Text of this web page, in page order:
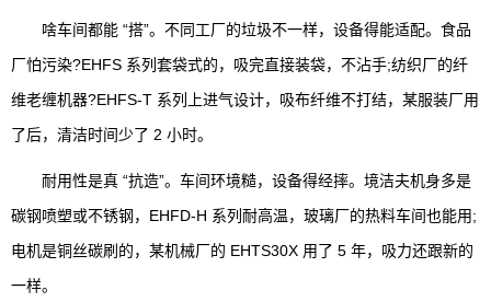
啥车间都能 “搭”。不同工厂的垃圾不一样，设备得能适配。食品
厂怕污染?EHFS 系列套袋式的，吸完直接装袋，不沾手;纺织厂的纤
维老缠机器?EHFS-T 系列上进气设计，吸布纤维不打结，某服装厂用
了后，清洁时间少了 2 小时。
耐用性是真 “抗造”。车间环境糙，设备得经摔。境洁夫机身多是
碳钢喷塑或不锈钢，EHFD-H 系列耐高温，玻璃厂的热料车间也能用;
电机是铜丝碳刷的，某机械厂的 EHTS30X 用了 5 年，吸力还跟新的
一样。